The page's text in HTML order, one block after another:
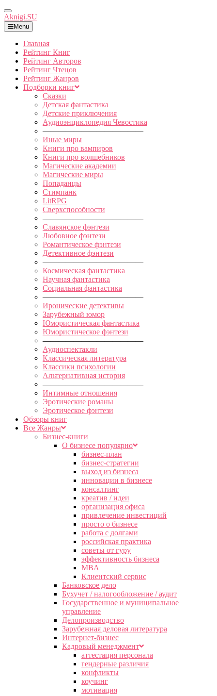
Toggle
Navigation
Aknigi.SU
Menu
Главная
Рейтинг Книг
Рейтинг Авторов
Рейтинг Чтецов
Рейтинг Жанров
Подборки книг
Сказки
Детская фантастика
Детские приключения
Аудиоэнциклопедия Чевостика
—————————————
Иные миры
Книги про вампиров
Книги про волшебников
Магические академии
Магические миры
Попаданцы
Стимпанк
LitRPG
Сверхспособности
—————————————
Славянское фэнтези
Любовное фэнтези
Романтическое фэнтези
Детективное фэнтези
—————————————
Космическая фантастика
Научная фантастика
Социальная фантастика
—————————————
Иронические детективы
Зарубежный юмор
Юмористическая фантастика
Юмористическое фэнтези
—————————————
Аудиоспектакли
Классическая литература
Классики психологии
Альтернативная история
—————————————
Интимные отношения
Эротические романы
Эротическое фэнтези
Обзоры книг
Все Жанры
Бизнес-книги
О бизнесе популярно
бизнес-план
бизнес-стратегии
выход из бизнеса
инновации в бизнесе
консалтинг
креатив / идеи
организация офиса
привлечение инвестиций
просто о бизнесе
работа с долгами
российская практика
советы от гуру
эффективность бизнеса
MBA
Клиентский сервис
Банковское дело
Бухучет / налогообложение / аудит
Государственное и муниципальное
управление
Делопроизводство
Зарубежная деловая литература
Интернет-бизнес
Кадровый менеджмент
аттестация персонала
гендерные различия
конфликты
коучинг
мотивация